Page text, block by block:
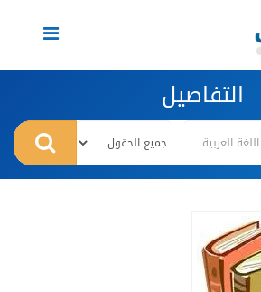
Toggle
navigation
التفاصيل